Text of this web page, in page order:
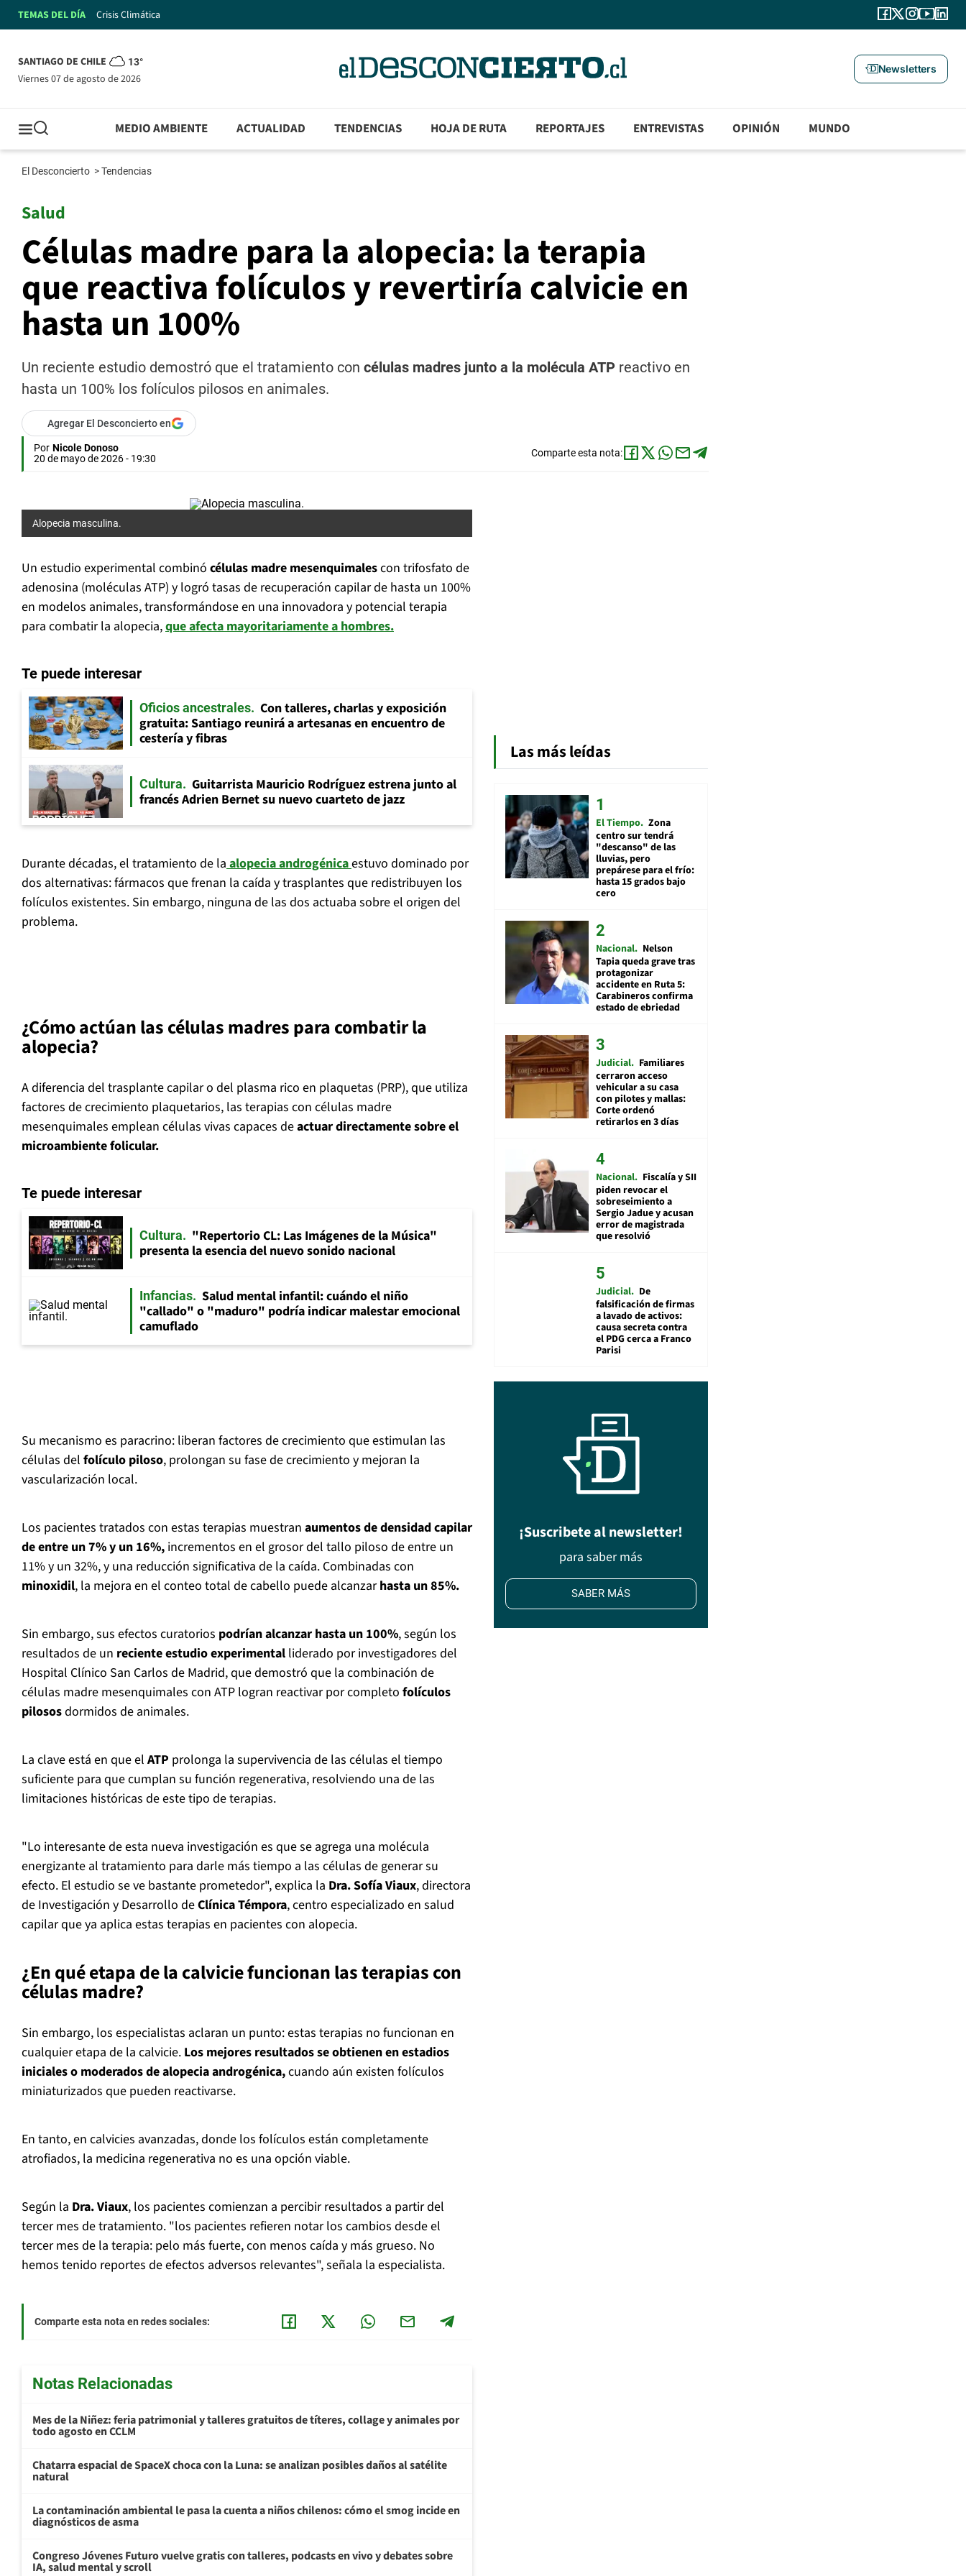
TEMAS DEL DÍA Crisis Climática
SANTIAGO DE CHILE 13°
viernes 07 de agosto de 2026
Newsletters
MEDIO AMBIENTE ACTUALIDAD TENDENCIAS HOJA DE RUTA REPORTAJES ENTREVISTAS OPINIÓN MUNDO
El Desconcierto >Tendencias
Salud
Células madre para la alopecia: la terapia
que reactiva folículos y revertiría calvicie en
hasta un 100%
Un reciente estudio demostró que el tratamiento con células madres junto a la molécula ATP reactivo en
hasta un 100% los folículos pilosos en animales.
Agregar El Desconcierto en
Por Nicole Donoso
20 de mayo de 2026 - 19:30
Comparte esta nota:
Alopecia masculina.
Un estudio experimental combinó células madre mesenquimalescon trifosfato de
adenosina (moléculas ATP) y logró tasas de recuperación capilar de hasta un 100%
en modelos animales, transformándose en una innovadora y potencial terapia
para combatir la alopecia,que afecta mayoritariamente a hombres.
Te puede interesar
Oficios ancestrales
Con talleres, charlas y exposición
gratuita: Santiago reunirá a artesanas en encuentro de
cestería y fibras
Cultura
Guitarrista Mauricio Rodríguez estrena junto al
francés Adrien Bernet su nuevo cuarteto de jazz
Durante décadas, el tratamiento de laalopecia androgénicaestuvo dominado por
dos alternativas: fármacos que frenan la caída y trasplantes que redistribuyen los
folículos existentes. Sin embargo, ninguna de las dos actuaba sobre el origen del
problema.
¿Cómo actúan las células madres para combatir la
alopecia?
A diferencia del trasplante capilar o del plasma rico en plaquetas (PRP), que utiliza
factores de crecimiento plaquetarios, las terapias con células madre
mesenquimales emplean células vivas capaces deactuar directamente sobre el
microambiente folicular.
Te puede interesar
Cultura
"Repertorio CL: Las Imágenes de la Música"
presenta la esencia del nuevo sonido nacional
Infancias
Salud mental infantil: cuándo el niño
"callado" o "maduro" podría indicar malestar emocional
camuflado
Su mecanismo es paracrino: liberan factores de crecimiento que estimulan las
células del folículo piloso, prolongan su fase de crecimiento y mejoran la
vascularización local.
Los pacientes tratados con estas terapias muestran aumentos de densidad capilar
de entre un 7% y un 16%, incrementos en el grosor del tallo piloso de entre un
11% y un 32%, y una reducción significativa de la caída. Combinadas con
minoxidil, la mejora en el conteo total de cabello puede alcanzarhasta un 85%.
Sin embargo, sus efectos curatorios podrían alcanzar hasta un 100%, según los
resultados de un reciente estudio experimental liderado por investigadores del
Hospital Clínico San Carlos de Madrid, que demostró que la combinación de
células madre mesenquimales con ATP logran reactivar por completo folículos
pilososdormidos de animales.
La clave está en que el ATP prolonga la supervivencia de las células el tiempo
suficiente para que cumplan su función regenerativa, resolviendo una de las
limitaciones históricas de este tipo de terapias.
"Lo interesante de esta nueva investigación es que se agrega una molécula
energizante al tratamiento para darle más tiempo a las células de generar su
efecto. El estudio se ve bastante prometedor", explica la Dra. Sofía Viaux, directora
de Investigación y Desarrollo deClínica Témpora, centro especializado en salud
capilar que ya aplica estas terapias en pacientes con alopecia.
¿En qué etapa de la calvicie funcionan las terapias con
células madre?
Sin embargo, los especialistas aclaran un punto: estas terapias no funcionan en
cualquier etapa de la calvicie. Los mejores resultados se obtienen en estadios
iniciales o moderados de alopecia androgénica,cuando aún existen folículos
miniaturizados que pueden reactivarse.
En tanto, en calvicies avanzadas, donde los folículos están completamente
atrofiados, la medicina regenerativa no es una opción viable.
Según la Dra. Viaux, los pacientes comienzan a percibir resultados a partir del
tercer mes de tratamiento. "los pacientes refieren notar los cambios desde el
tercer mes de la terapia: pelo más fuerte, con menos caída y más grueso. No
hemos tenido reportes de efectos adversos relevantes", señala la especialista.
Comparte esta nota en redes sociales:
Notas Relacionadas
Mes de la Niñez: feria patrimonial y talleres gratuitos de títeres, collage y animales por
todo agosto en CCLM
Chatarra espacial de SpaceX choca con la Luna: se analizan posibles daños al satélite
natural
La contaminación ambiental le pasa la cuenta a niños chilenos: cómo el smog incide en
diagnósticos de asma
Congreso Jóvenes Futuro vuelve gratis con talleres, podcasts en vivo y debates sobre
IA, salud mental y scroll
Las más leídas
El Tiempo Zona
centro sur tendrá
"descanso" de las
lluvias, pero
prepárese para el frío:
hasta 15 grados bajo
cero
Nacional Nelson
Tapia queda grave tras
protagonizar
accidente en Ruta 5:
Carabineros confirma
estado de ebriedad
Judicial Familiares
cerraron acceso
vehicular a su casa
con pilotes y mallas:
Corte ordenó
retirarlos en 3 días
Nacional Fiscalía y SII
piden revocar el
sobreseimiento a
Sergio Jadue y acusan
error de magistrada
que resolvió
Judicial De
falsificación de firmas
a lavado de activos:
causa secreta contra
el PDG cerca a Franco
Parisi
¡Suscribete al newsletter!
para saber más
SABER MÁS